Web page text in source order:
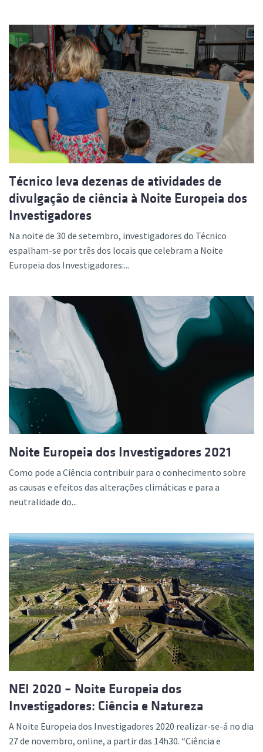
Técnico leva dezenas de atividades de
divulgação de ciência à Noite Europeia dos
Investigadores
Na noite de 30 de setembro, investigadores do Técnico
espalham-se por três dos locais que celebram a Noite
Europeia dos Investigadores:...
Noite Europeia dos Investigadores 2021
Como pode a Ciência contribuir para o conhecimento sobre
as causas e efeitos das alterações climáticas e para a
neutralidade do...
NEI 2020 – Noite Europeia dos
Investigadores: Ciência e Natureza
A Noite Europeia dos Investigadores 2020 realizar-se-á no dia
27 de novembro, online, a partir das 14h30. “Ciência e